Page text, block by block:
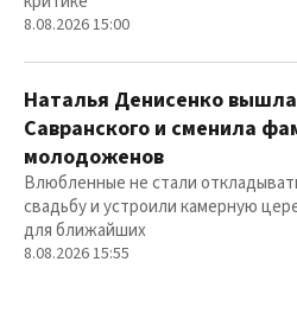
8.08.2026 15:00
Наталья Денисенко
Савранского и сменила
молодоженов
Влюбленные не стали
свадьбу и устроили камерную
для ближайших
8.08.2026 15:55